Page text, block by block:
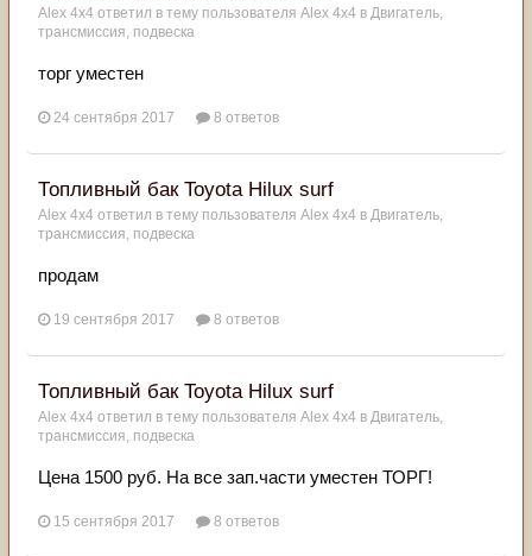
Alex 4x4 ответил в тему пользователя Alex 4x4 в Двигатель,
трансмиссия, подвеска
торг уместен
24 сентября 2017 8 ответов
Топливный бак Toyota Hilux surf
Alex 4x4 ответил в тему пользователя Alex 4x4 в Двигатель,
трансмиссия, подвеска
продам
19 сентября 2017 8 ответов
Топливный бак Toyota Hilux surf
Alex 4x4 ответил в тему пользователя Alex 4x4 в Двигатель,
трансмиссия, подвеска
Цена 1500 руб. На все зап.части уместен ТОРГ!
15 сентября 2017 8 ответов